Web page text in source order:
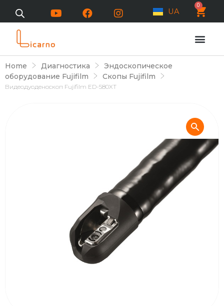
UA
0
Home Диагностика
Эндоскопическое
оборудование Fujifilm
Скопы Fujifilm
Видеодуоденоскоп Fujifilm ED-580XT